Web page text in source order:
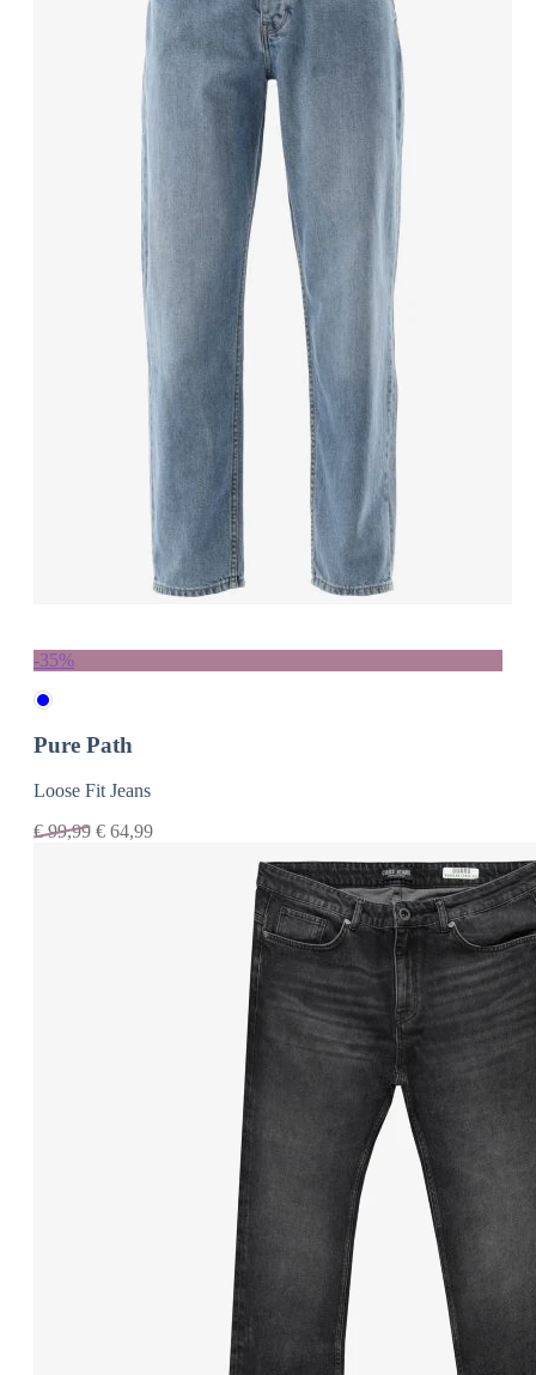
-35%
Pure Path
Loose Fit Jeans
€99,99 € 64,99